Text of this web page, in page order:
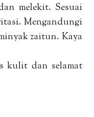
melekit. Sesuai
Mengandungi
zaitun. Kaya
kulit dan selamat